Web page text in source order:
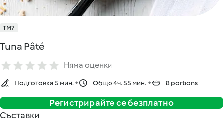
TM7
Tuna Pâté
Няма оценки
Подготовка 5 мин. Общо 4ч. 55 мин. 8 portions
Регистрирайте се безплатно
Съставки